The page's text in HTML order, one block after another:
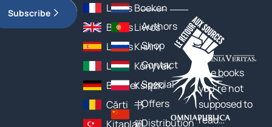
Subscribe
Livres
Books
Libros
Libri
Bücher
Cărți
Kitaplar
Boeken
Livros
Книги
Könyvek
Książki
书
籍
Authors
Shop
Contact
Special
Offers
Distribution
The books
you’re not
supposed to
read…